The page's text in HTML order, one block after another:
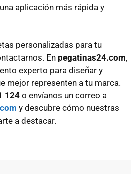
aplicación más rápida y
personalizadas para tu
En pegatinas24.com,
experto para diseñar y
mejor representen a tu marca.
124 o envíanos un correo a
y descubre cómo nuestras
a destacar.